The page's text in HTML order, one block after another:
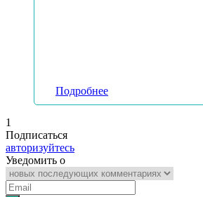
Подробнее
1
Подписаться
авторизуйтесь
Уведомить о